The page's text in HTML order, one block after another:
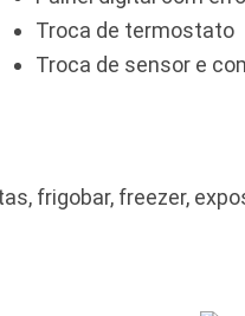
Troca de termostato
Troca de sensor e
frigobar, freezer,